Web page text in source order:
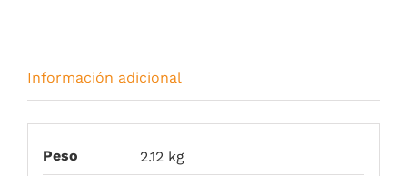
Información adicional
Peso 2.12 kg